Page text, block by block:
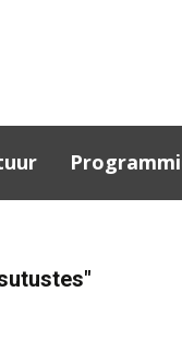
Liidu
Peipsiveere